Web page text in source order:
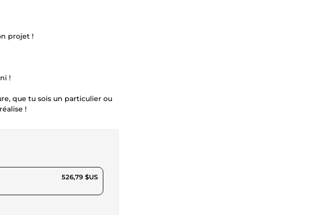
projet !
!
que tu sois un particulier ou
!
526,79 $US